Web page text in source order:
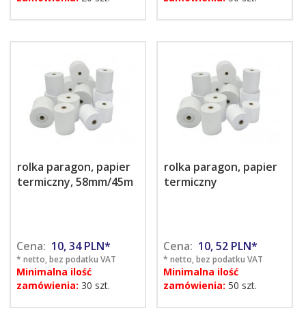
rolka paragon, papier
termiczny, 58mm/45m
Cena: 10,34 PLN*
* netto, bez podatku VAT
Minimalna ilość
zamówienia: 30 szt.
rolka paragon, papier
termiczny
Cena: 10,52 PLN*
* netto, bez podatku VAT
Minimalna ilość
zamówienia: 50 szt.